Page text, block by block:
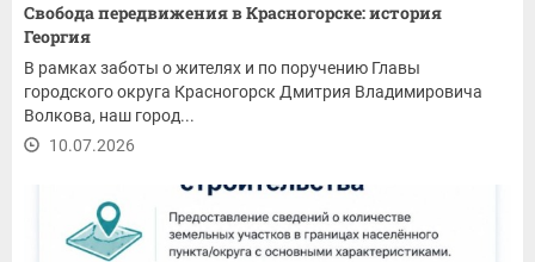
Свобода передвижения в Красногорске: история
Георгия
В рамках заботы о жителях и по поручению Главы
городского округа Красногорск Дмитрия Владимировича
Волкова, наш город...
10.07.2026